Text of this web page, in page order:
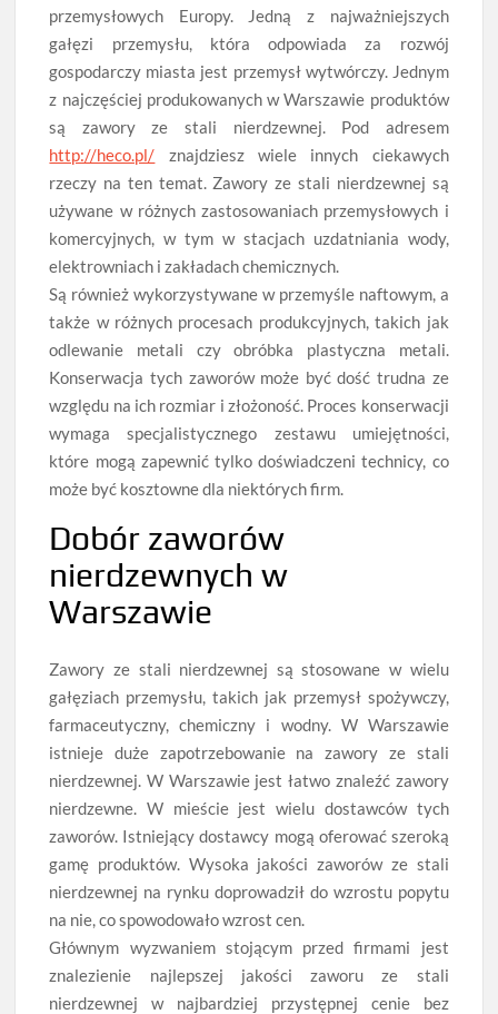
przemysłowych Europy. Jedną z najważniejszych
gałęzi przemysłu, która odpowiada za rozwój
gospodarczy miasta jest przemysł wytwórczy. Jednym
z najczęściej produkowanych w Warszawie produktów
są zawory ze stali nierdzewnej. Pod adresem
http://heco.pl/ znajdziesz wiele innych ciekawych
rzeczy na ten temat. Zawory ze stali nierdzewnej są
używane w różnych zastosowaniach przemysłowych i
komercyjnych, w tym w stacjach uzdatniania wody,
elektrowniach i zakładach chemicznych.
Są również wykorzystywane w przemyśle naftowym, a
także w różnych procesach produkcyjnych, takich jak
odlewanie metali czy obróbka plastyczna metali.
Konserwacja tych zaworów może być dość trudna ze
względu na ich rozmiar i złożoność. Proces konserwacji
wymaga specjalistycznego zestawu umiejętności,
które mogą zapewnić tylko doświadczeni technicy, co
może być kosztowne dla niektórych firm.
Dobór zaworów
nierdzewnych w
Warszawie
Zawory ze stali nierdzewnej są stosowane w wielu
gałęziach przemysłu, takich jak przemysł spożywczy,
farmaceutyczny, chemiczny i wodny. W Warszawie
istnieje duże zapotrzebowanie na zawory ze stali
nierdzewnej. W Warszawie jest łatwo znaleźć zawory
nierdzewne. W mieście jest wielu dostawców tych
zaworów. Istniejący dostawcy mogą oferować szeroką
gamę produktów. Wysoka jakości zaworów ze stali
nierdzewnej na rynku doprowadził do wzrostu popytu
na nie, co spowodowało wzrost cen.
Głównym wyzwaniem stojącym przed firmami jest
znalezienie najlepszej jakości zaworu ze stali
nierdzewnej w najbardziej przystępnej cenie bez